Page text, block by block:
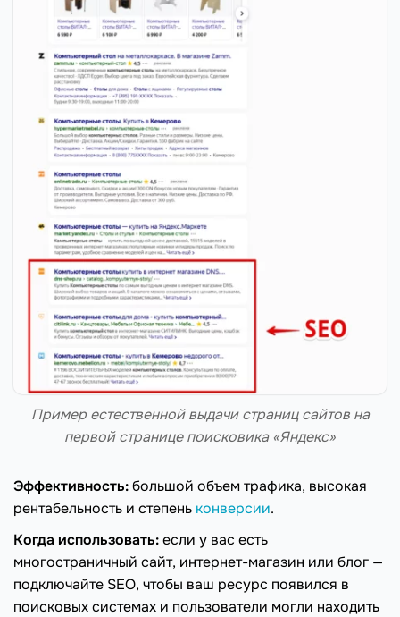
Пример естественной выдачи страниц сайтов на
первой странице поисковика «Яндекс»
Эффективность:большой объем трафика, высокая
рентабельность и степень конверсии.
Когда использовать:если у вас есть
многостраничный сайт, интернет-магазин или блог —
подключайте SEO, чтобы ваш ресурс появился в
поисковых системах и пользователи могли находить